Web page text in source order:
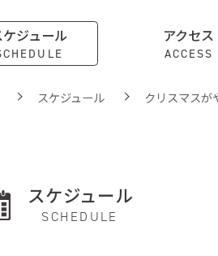
ケジュール アクセス
ACCESS
スケジュール クリスマスが
スケジュール
SCHEDULE